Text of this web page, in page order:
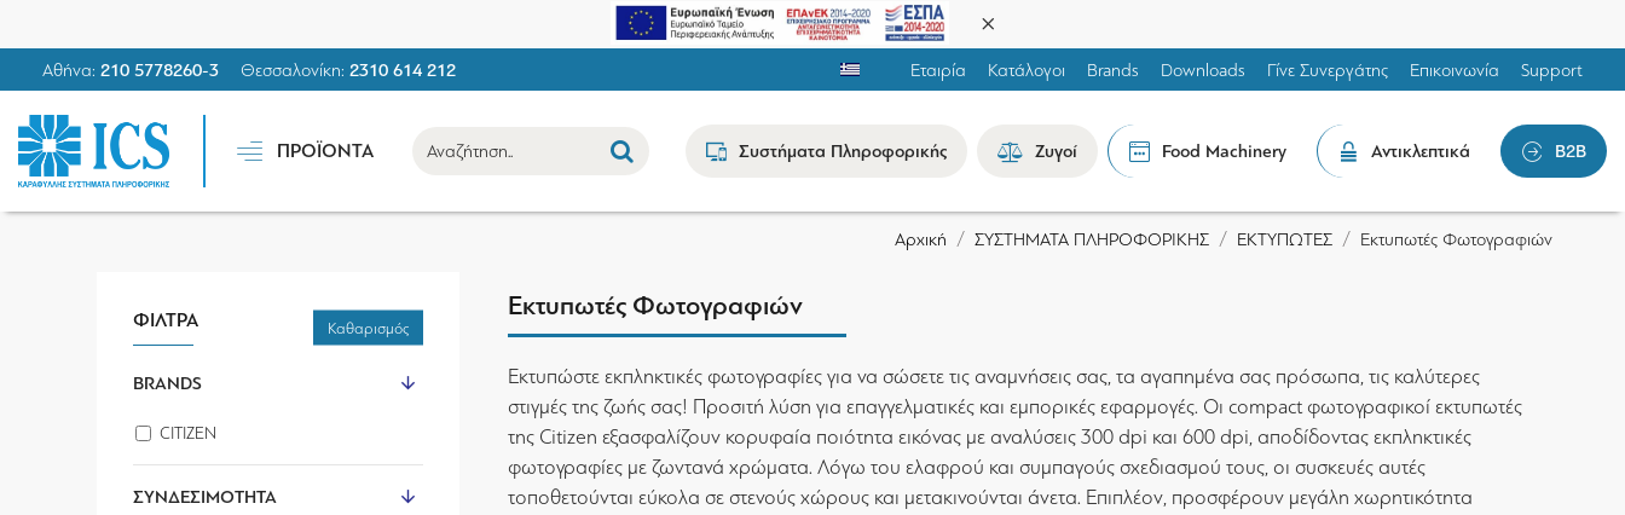
Αθήνα: 210 5778260-3 Θεσσαλονίκη: 2310 614 212 Εταιρία Κατάλογοι Brands Downloads Γίνε Συνεργάτης Επικοινωνία Support
ΠΡΟΪΟΝΤΑ Συστήματα Πληροφορικής Ζυγοί Food Machinery Αντικλεπτικά B2B
Αρχική ΣΥΣΤΗΜΑΤΑ ΠΛΗΡΟΦΟΡΙΚΗΣ ΕΚΤΥΠΩΤΕΣ Εκτυπωτές Φωτογραφιών
ΦΙΛΤΡΑ Καθαρισμός
BRANDS
CITIZEN
ΣΥΝΔΕΣΙΜΌΤΗΤΑ
Εκτυπωτές Φωτογραφιών
Εκτυπώστε εκπληκτικές φωτογραφίες για να σώσετε τις αναμνήσεις σας, τα αγαπημένα σας πρόσωπα, τις καλύτερες
στιγμές της ζωής σας! Προσιτή λύση για επαγγελματικές και εμπορικές εφαρμογές. Οι compact φωτογραφικοί εκτυπωτές
της Citizen εξασφαλίζουν κορυφαία ποιότητα εικόνας με αναλύσεις 300 dpi και 600 dpi, αποδίδοντας εκπληκτικές
φωτογραφίες με ζωντανά χρώματα. Λόγω του ελαφρού και συμπαγούς σχεδιασμού τους, οι συσκευές αυτές
τοποθετούνται εύκολα σε στενούς χώρους και μετακινούνται άνετα. Επιπλέον, προσφέρουν μεγάλη χωρητικότητα